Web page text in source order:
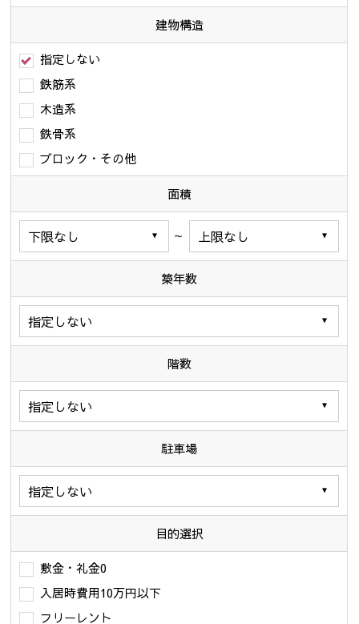
建物構造
指定しない
鉄筋系
木造系
鉄骨系
ブロック・その他
面積
～
築年数
階数
駐車場
目的選択
敷金・礼金0
入居時費用10万円以下
フリーレント